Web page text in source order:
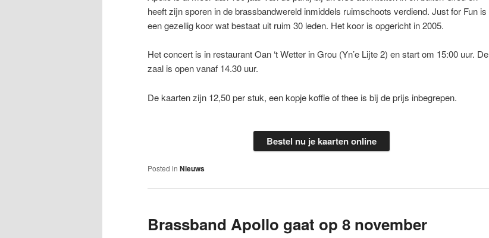
heeft zijn sporen in de brassbandwereld inmiddels ruimschoots verdiend. Just for Fun is
een gezellig koor wat bestaat uit ruim 30 leden. Het koor is opgericht in 2005.
Het concert is in restaurant Oan ‘t Wetter in Grou (Yn’e Lijte 2) en start om 15:00 uur. De
zaal is open vanaf 14.30 uur.
De kaarten zijn 12,50 per stuk, een kopje koffie of thee is bij de prijs inbegrepen.
Bestel nu je kaarten online
Posted in Nieuws
Brassband Apollo gaat op 8 november